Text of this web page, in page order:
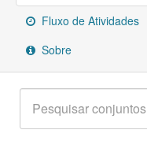
SobreFluxo de Atividades
Sobre